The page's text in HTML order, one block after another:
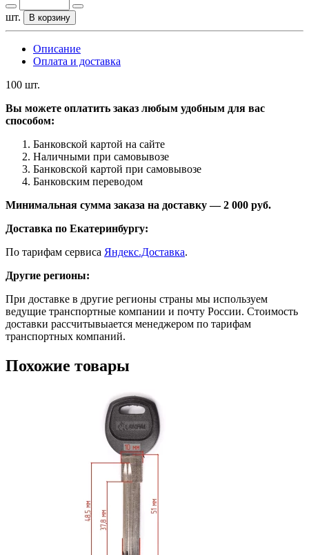
шт. В корзину
Описание
Оплата и доставка
100 шт.
Вы можете оплатить заказ любым удобным для вас
способом:
Банковской картой на сайте
Наличными при самовывозе
Банковской картой при самовывозе
Банковским переводом
Минимальная сумма заказа на доставку — 2 000 руб.
Доставка по Екатеринбургу:
По тарифам сервиса Яндекс.Доставка.
Другие регионы:
При доставке в другие регионы страны мы используем
ведущие транспортные компании и почту России. Стоимость
доставки рассчитывыается менеджером по тарифам
транспортных компаний.
Похожие товары